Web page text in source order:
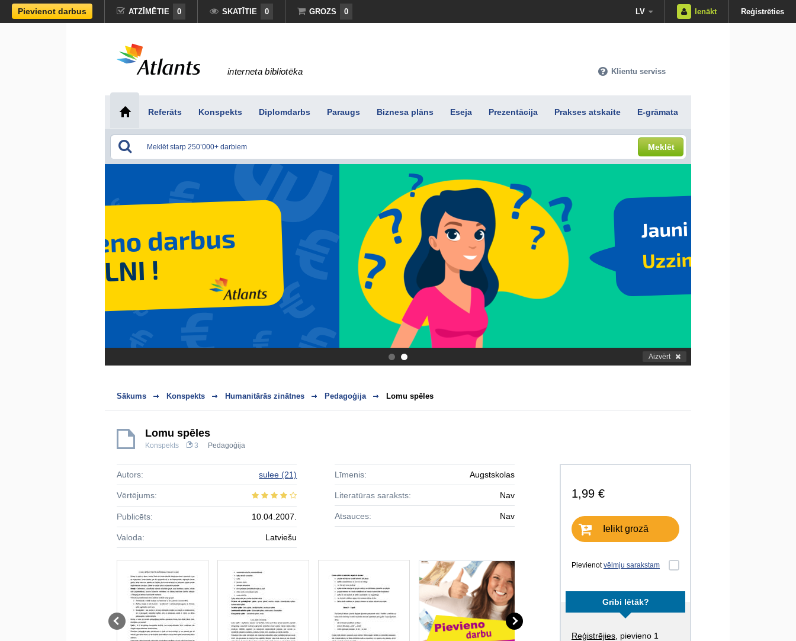
Pievienot darbus ATZĪMĒTIE 0 SKATĪTIE 0 GROZS 0 LV Ienākt Reģistrēties
interneta bibliotēka Klientu serviss
Referāts Konspekts Diplomdarbs Paraugs Biznesa plāns Eseja Prezentācija Prakses atskaite E-grāmata
Meklēt
. Aizvērt
Sākums Konspekts Humanitārās zinātnes Pedagoģija Lomu spēles
Lomu spēles
Konspekts 3 Pedagoģija
1,99 €
Ielikt grozā
Pievienotvēlmju sarakstam
Gribi lētāk?
Reģistrējies , pievieno 1
Autors: sulee (21)
Vērtējums:
Publicēts: 10.04.2007.
Valoda: Latviešu
Līmenis: Augstskolas
Literatūras saraksts: Nav
Atsauces: Nav